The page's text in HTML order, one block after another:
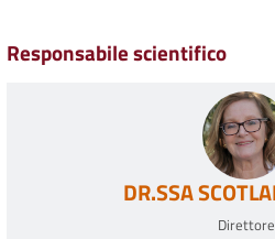
Responsabile scientifico
DR.SSA
Direttore